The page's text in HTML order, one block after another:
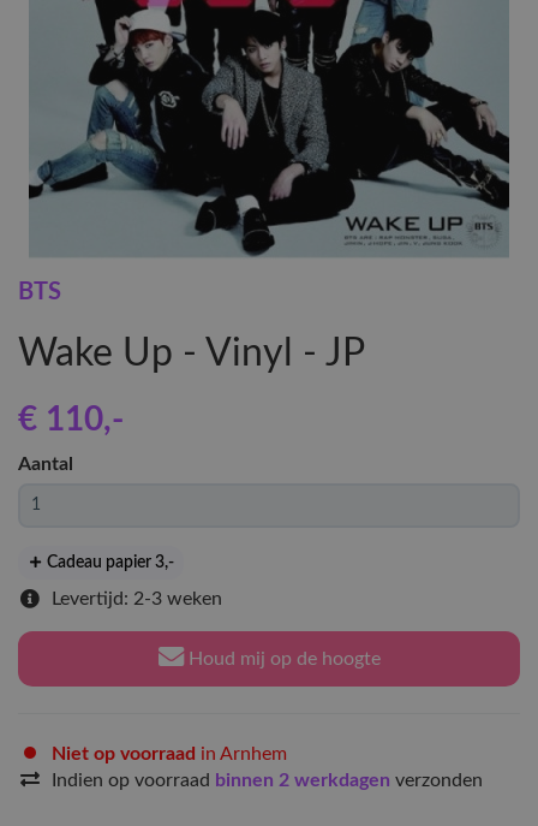
BTS
Wake Up - Vinyl - JP
€ 110,-
Aantal
Cadeau papier 3,-
Levertijd: 2-3 weken
Houd mij op de hoogte
Niet op voorraad in Arnhem
Indien op voorraad binnen 2 werkdagen verzonden